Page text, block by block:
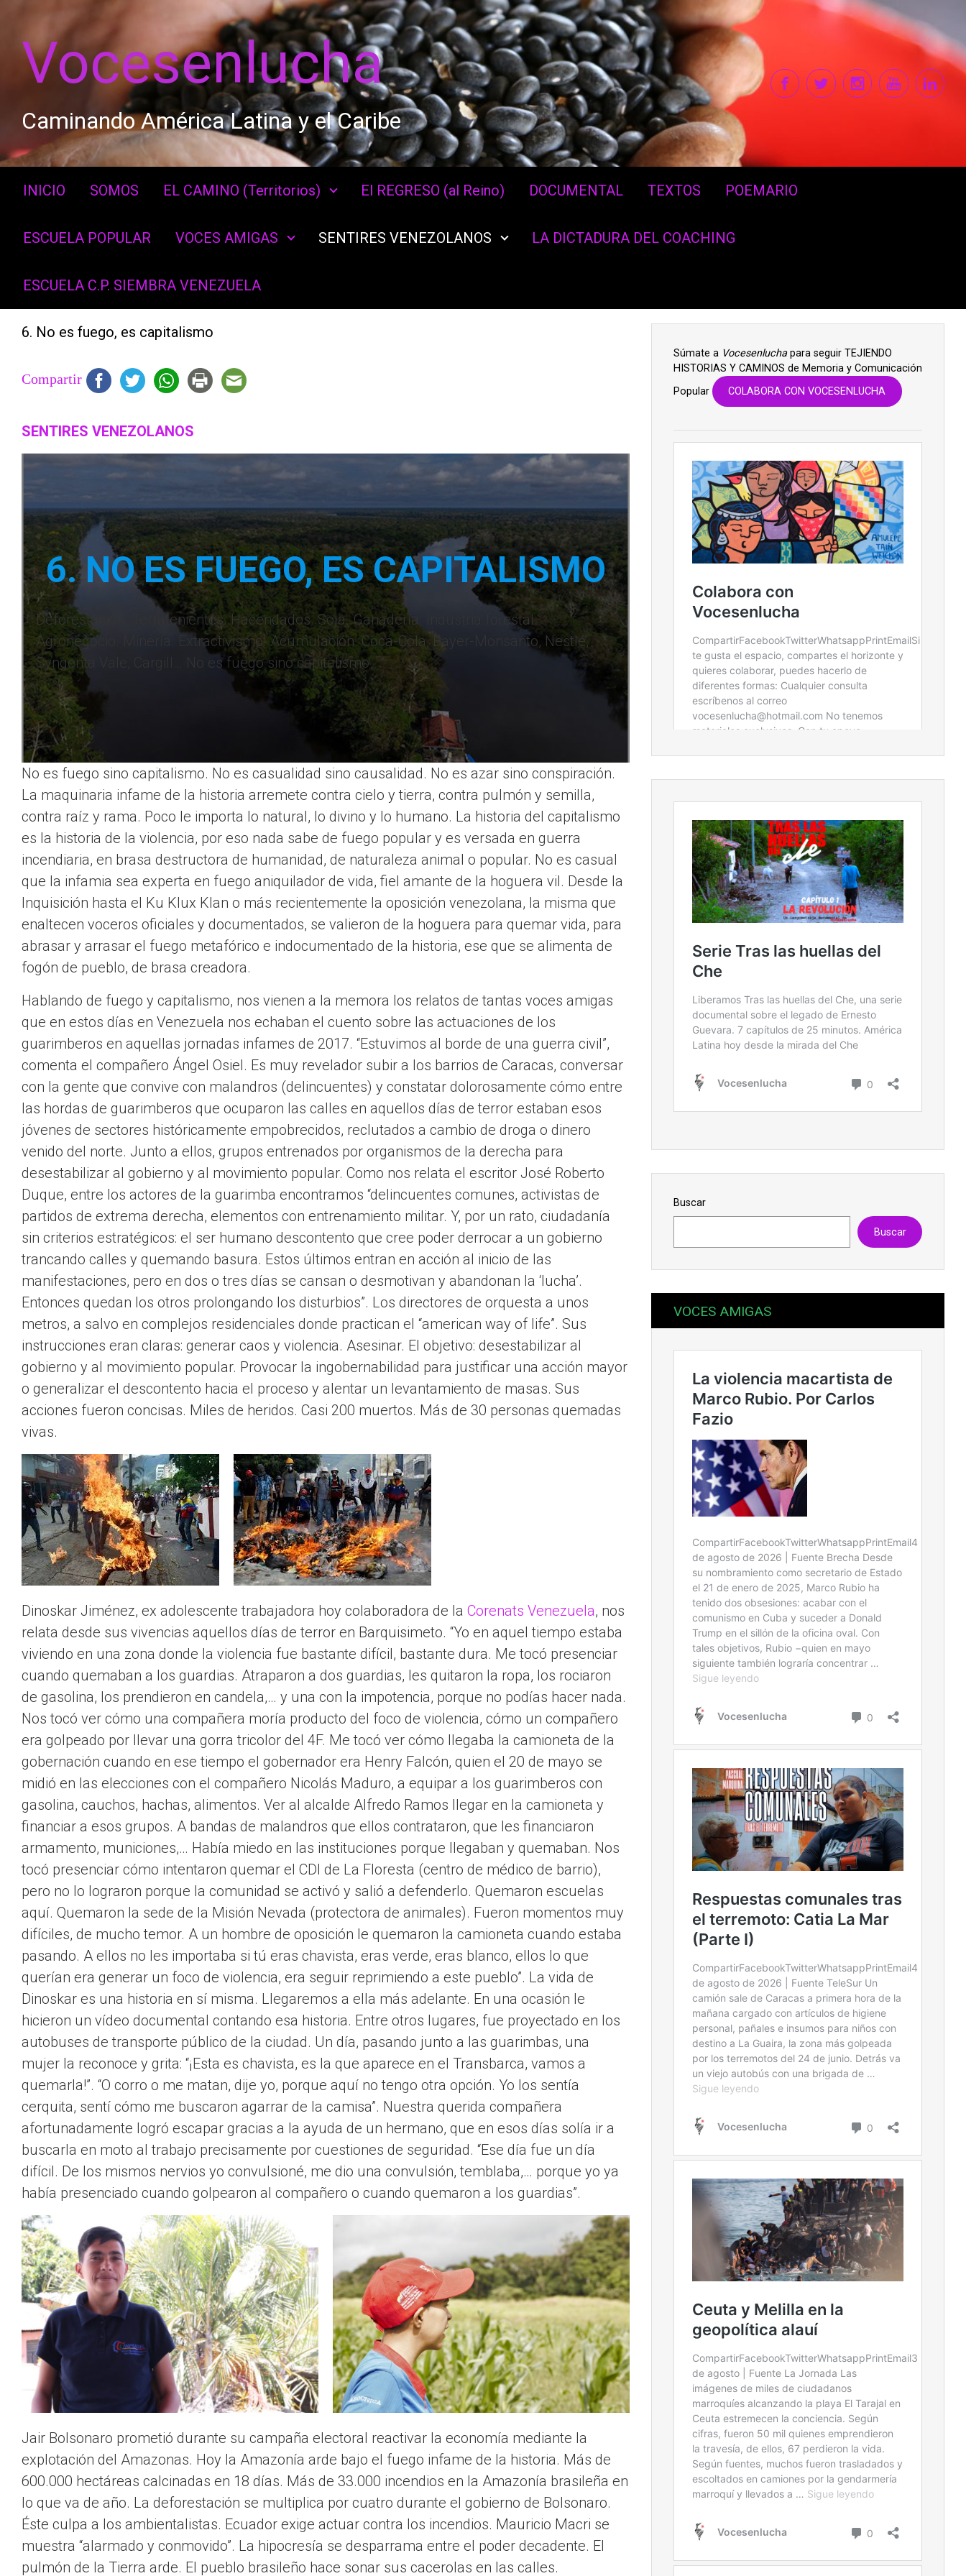
Vocesenlucha
Caminando América Latina y el Caribe
INICIO SOMOS EL CAMINO (Territorios) El REGRESO (al Reino) DOCUMENTAL TEXTOS POEMARIO
ESCUELA POPULAR VOCES AMIGAS SENTIRES VENEZOLANOS LA DICTADURA DEL COACHING
ESCUELA C.P. SIEMBRA VENEZUELA
6. No es fuego, es capitalismo
Compartir
SENTIRES VENEZOLANOS
6. NO ES FUEGO, ES CAPITALISMO
Deforestación. Terratenientes. Hacendados. Soja. Ganadería. Industria forestal.
Agronegocio. Minería. Extractivismo. Acumulación. Coca-Cola, Bayer-Monsanto, Nestlé,
Syngenta Vale, Cargill… No es fuego sino capitalismo.
No es fuego sino capitalismo. No es casualidad sino causalidad. No es azar sino conspiración.
La maquinaria infame de la historia arremete contra cielo y tierra, contra pulmón y semilla,
contra raíz y rama. Poco le importa lo natural, lo divino y lo humano. La historia del capitalismo
es la historia de la violencia, por eso nada sabe de fuego popular y es versada en guerra
incendiaria, en brasa destructora de humanidad, de naturaleza animal o popular. No es casual
que la infamia sea experta en fuego aniquilador de vida, fiel amante de la hoguera vil. Desde la
Inquisición hasta el Ku Klux Klan o más recientemente la oposición venezolana, la misma que
enaltecen voceros oficiales y documentados, se valieron de la hoguera para quemar vida, para
abrasar y arrasar el fuego metafórico e indocumentado de la historia, ese que se alimenta de
fogón de pueblo, de brasa creadora.
Hablando de fuego y capitalismo, nos vienen a la memora los relatos de tantas voces amigas
que en estos días en Venezuela nos echaban el cuento sobre las actuaciones de los
guarimberos en aquellas jornadas infames de 2017. “Estuvimos al borde de una guerra civil”,
comenta el compañero Ángel Osiel. Es muy revelador subir a los barrios de Caracas, conversar
con la gente que convive con malandros (delincuentes) y constatar dolorosamente cómo entre
las hordas de guarimberos que ocuparon las calles en aquellos días de terror estaban esos
jóvenes de sectores históricamente empobrecidos, reclutados a cambio de droga o dinero
venido del norte. Junto a ellos, grupos entrenados por organismos de la derecha para
desestabilizar al gobierno y al movimiento popular. Como nos relata el escritor José Roberto
Duque, entre los actores de la guarimba encontramos “delincuentes comunes, activistas de
partidos de extrema derecha, elementos con entrenamiento militar. Y, por un rato, ciudadanía
sin criterios estratégicos: el ser humano descontento que cree poder derrocar a un gobierno
trancando calles y quemando basura. Estos últimos entran en acción al inicio de las
manifestaciones, pero en dos o tres días se cansan o desmotivan y abandonan la ‘lucha’.
Entonces quedan los otros prolongando los disturbios”. Los directores de orquesta a unos
metros, a salvo en complejos residenciales donde practican el “american way of life”. Sus
instrucciones eran claras: generar caos y violencia. Asesinar. El objetivo: desestabilizar al
gobierno y al movimiento popular. Provocar la ingobernabilidad para justificar una acción mayor
o generalizar el descontento hacia el proceso y alentar un levantamiento de masas. Sus
acciones fueron concisas. Miles de heridos. Casi 200 muertos. Más de 30 personas quemadas
vivas.
Dinoskar Jiménez, ex adolescente trabajadora hoy colaboradora de la Corenats Venezuela, nos
relata desde sus vivencias aquellos días de terror en Barquisimeto. “Yo en aquel tiempo estaba
viviendo en una zona donde la violencia fue bastante difícil, bastante dura. Me tocó presenciar
cuando quemaban a los guardias. Atraparon a dos guardias, les quitaron la ropa, los rociaron
de gasolina, los prendieron en candela,… y una con la impotencia, porque no podías hacer nada.
Nos tocó ver cómo una compañera moría producto del foco de violencia, cómo un compañero
era golpeado por llevar una gorra tricolor del 4F. Me tocó ver cómo llegaba la camioneta de la
gobernación cuando en ese tiempo el gobernador era Henry Falcón, quien el 20 de mayo se
midió en las elecciones con el compañero Nicolás Maduro, a equipar a los guarimberos con
gasolina, cauchos, hachas, alimentos. Ver al alcalde Alfredo Ramos llegar en la camioneta y
financiar a esos grupos. A bandas de malandros que ellos contrataron, que les financiaron
armamento, municiones,… Había miedo en las instituciones porque llegaban y quemaban. Nos
tocó presenciar cómo intentaron quemar el CDI de La Floresta (centro de médico de barrio),
pero no lo lograron porque la comunidad se activó y salió a defenderlo. Quemaron escuelas
aquí. Quemaron la sede de la Misión Nevada (protectora de animales). Fueron momentos muy
difíciles, de mucho temor. A un hombre de oposición le quemaron la camioneta cuando estaba
pasando. A ellos no les importaba si tú eras chavista, eras verde, eras blanco, ellos lo que
querían era generar un foco de violencia, era seguir reprimiendo a este pueblo”. La vida de
Dinoskar es una historia en sí misma. Llegaremos a ella más adelante. En una ocasión le
hicieron un vídeo documental contando esa historia. Entre otros lugares, fue proyectado en los
autobuses de transporte público de la ciudad. Un día, pasando junto a las guarimbas, una
mujer la reconoce y grita: “¡Esta es chavista, es la que aparece en el Transbarca, vamos a
quemarla!”. “O corro o me matan, dije yo, porque aquí no tengo otra opción. Yo los sentía
cerquita, sentí cómo me buscaron agarrar de la camisa”. Nuestra querida compañera
afortunadamente logró escapar gracias a la ayuda de un hermano, que en esos días solía ir a
buscarla en moto al trabajo precisamente por cuestiones de seguridad. “Ese día fue un día
difícil. De los mismos nervios yo convulsioné, me dio una convulsión, temblaba,… porque yo ya
había presenciado cuando golpearon al compañero o cuando quemaron a los guardias”.
Jair Bolsonaro prometió durante su campaña electoral reactivar la economía mediante la
explotación del Amazonas. Hoy la Amazonía arde bajo el fuego infame de la historia. Más de
600.000 hectáreas calcinadas en 18 días. Más de 33.000 incendios en la Amazonía brasileña en
lo que va de año. La deforestación se multiplica por cuatro durante el gobierno de Bolsonaro.
Éste culpa a los ambientalistas. Ecuador exige actuar contra los incendios. Mauricio Macri se
muestra “alarmado y conmovido”. La hipocresía se desparrama entre el poder decadente. El
pulmón de la Tierra arde. El pueblo brasileño hace sonar sus cacerolas en las calles.
Súmate a Vocesenluchapara seguir TEJIENDO
HISTORIAS Y CAMINOS de Memoria y Comunicación
Popular
COLABORA CON VOCESENLUCHA
Buscar
Buscar
VOCES AMIGAS